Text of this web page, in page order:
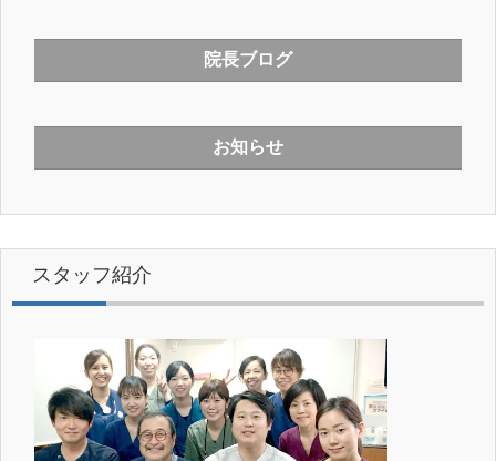
院長ブログ
お知らせ
スタッフ紹介